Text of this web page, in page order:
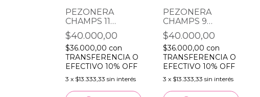
PEZONERA
CHAMPS 11
AJUSTABLE
BLACK STONES
FANTASIA
$40.000,00
$36.000,00 con
TRANSFERENCIA O
EFECTIVO 10% OFF
3 x $13.333,33 sin interés
PEZONERA
CHAMPS 9
NEGROS
$40.000,00
$36.000,00 con
TRANSFERENCIA O
EFECTIVO 10% OFF
3 x $13.333,33 sin interés